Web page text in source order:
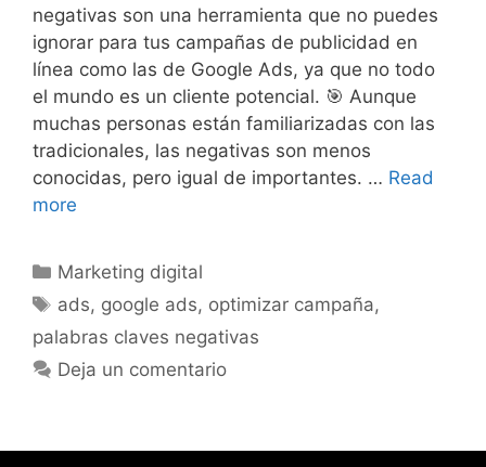
negativas son una herramienta que no puedes
ignorar para tus campañas de publicidad en
línea como las de Google Ads, ya que no todo
el mundo es un cliente potencial. 🎯 Aunque
muchas personas están familiarizadas con las
tradicionales, las negativas son menos
conocidas, pero igual de importantes. … Read
more
Marketing digital
ads, google ads, optimizar campaña,
palabras claves negativas
Deja un comentario